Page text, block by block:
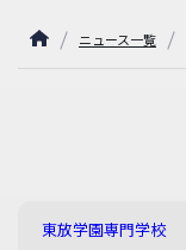
ニュース一覧
東放学園専門学校